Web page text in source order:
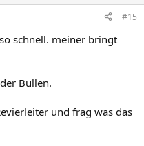
#15
schnell. meiner bringt
Bullen.
und frag was das